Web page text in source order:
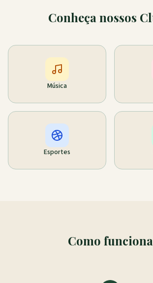
Conheça nossos
Música
Esportes
Como funciona